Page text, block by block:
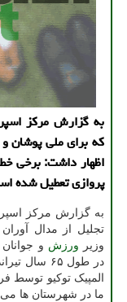
به گزارش مرکز
که برای ملی پوشان
اظهار داشت: برخی
پروازی تعطیل شده
به گزارش مرکز
تجلیل از مدال
وزیر ورزش و
در طول ۶۵
المپیک توکیو
ما در شهرستان ها می